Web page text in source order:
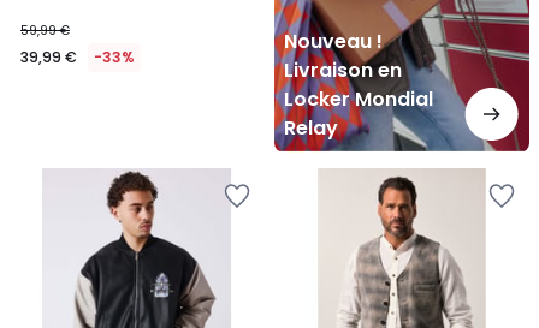
59,99 €
39,99 € -33%
Nouveau !
Livraison en
Locker Mondial
Relay